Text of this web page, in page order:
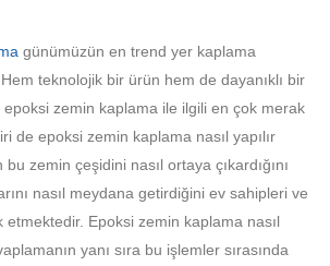
günümüzün en trend yer kaplama
teknolojik bir ürün hem de dayanıklı bir
zemin kaplama ile ilgili en çok merak
de epoksi zemin kaplama nasıl yapılır
zemin çeşidini nasıl ortaya çıkardığını
nasıl meydana getirdiğini ev sahipleri ve
etmektedir. Epoksi zemin kaplama nasıl
yanı sıra bu işlemler sırasında